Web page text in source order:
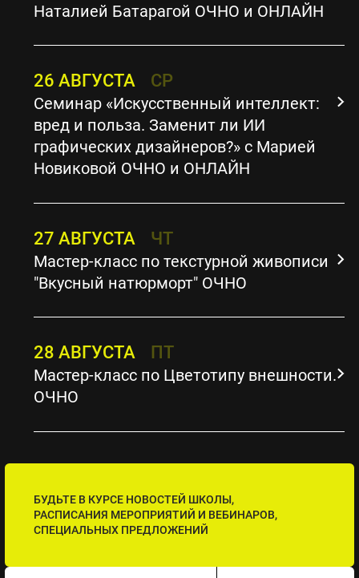
Наталией Батарагой ОЧНО и ОНЛАЙН
26 АВГУСТА СР
Семинар «Искусственный интеллект:
вред и польза. Заменит ли ИИ
графических дизайнеров?» с Марией
Новиковой ОЧНО и ОНЛАЙН
27 АВГУСТА ЧТ
Мастер-класс по текстурной живописи
"Вкусный натюрморт" ОЧНО
28 АВГУСТА ПТ
Мастер-класс по Цветотипу внешности.
ОЧНО
БУДЬТЕ В КУРСЕ НОВОСТЕЙ ШКОЛЫ,
РАСПИСАНИЯ МЕРОПРИЯТИЙ И ВЕБИНАРОВ,
СПЕЦИАЛЬНЫХ ПРЕДЛОЖЕНИЙ